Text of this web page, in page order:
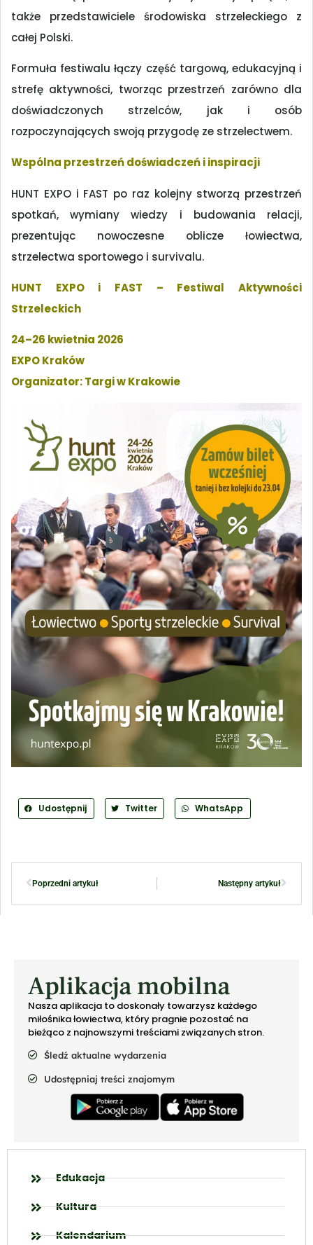
także przedstawiciele środowiska strzeleckiego z
całej Polski.
Formuła festiwalu łączy część targową, edukacyjną i
strefę aktywności, tworząc przestrzeń zarówno dla
doświadczonych strzelców, jak i osób
rozpoczynających swoją przygodę ze strzelectwem.
Wspólna przestrzeń doświadczeń i inspiracji
HUNT EXPO i FAST po raz kolejny stworzą przestrzeń
spotkań, wymiany wiedzy i budowania relacji,
prezentując nowoczesne oblicze łowiectwa,
strzelectwa sportowego i survivalu.
HUNT EXPO i FAST – Festiwal Aktywności
Strzeleckich
24–26 kwietnia 2026
EXPO Kraków
Organizator: Targi w Krakowie
Udostępnij Twitter WhatsApp
Poprzedni artykuł Następny artykuł
Aplikacja mobilna
Nasza aplikacja to doskonały towarzysz każdego
miłośnika łowiectwa, który pragnie pozostać na
bieżąco z najnowszymi treściami związanych stron.
Śledź aktualne wydarzenia
Udostępniaj treści znajomym
Edukacja
Kultura
Kalendarium